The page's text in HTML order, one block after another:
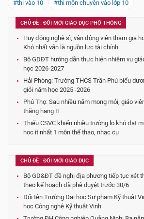
#thi vào 10 #thi môn chuyên vào lớp 10
CHỦ ĐỀ : ĐỔI MỚI GIÁO DỤC PHỔ THÔNG
Huy động nghệ sĩ, vận động viên tham gia
Khó nhất vẫn là nguồn lực tài chính
Bộ GDĐT hướng dẫn thực hiện nhiệm vụ
học 2026-2027
Hải Phòng: Trường THCS Trần Phú biểu
giỏi năm học 2025 -2026
Phú Thọ: Sau nhiều năm mong mỏi, giáo
thăng hạng II
Thiếu CSVC khiến nhiều trường lo khó đạt
học ít nhất 1 môn thể thao, nhạc cụ
CHỦ ĐỀ : ĐỔI MỚI GIÁO DỤC
Bộ GD&ĐT đề nghị địa phương tiếp tục xét
theo kế hoạch đã phê duyệt trước 30/6
Đổi tên Trường Đại học Sư phạm Kỹ thuật
học Công nghệ Kỹ thuật Vinh